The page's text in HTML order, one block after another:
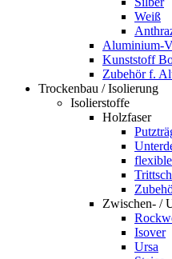
Weiß
Aluminium-
Kunststoff
Zubehör f.
Trockenbau / Isolierung
Isolierstoffe
Holzfaser
Zwischen- /
Isover
Ursa